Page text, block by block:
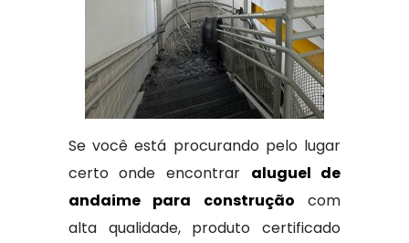
Se você está procurando pelo lugar
certo onde encontrar aluguel de
andaime para construção com
alta qualidade, produto certificado